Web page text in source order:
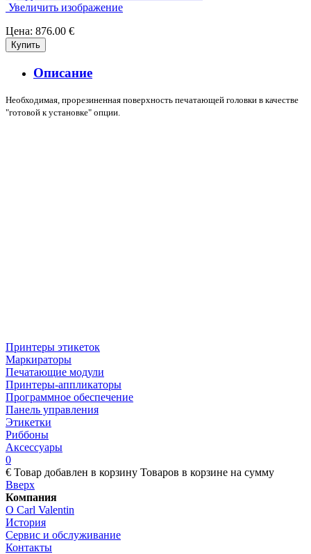
Увеличить изображение
Цена: 876.00 €
Описание
Необходимая, прорезиненная поверхность печатающей головки в качестве
"готовой к установке" опции.
Принтеры этикеток
Маркираторы
Печатающие модули
Принтеры-аппликаторы
Программное обеспечение
Панель управления
Этикетки
Риббоны
Аксессуары
0
€ Товар добавлен в корзину Товаров в корзине на сумму
Вверх
Компания
О Carl Valentin
История
Сервис и обслуживание
Контакты